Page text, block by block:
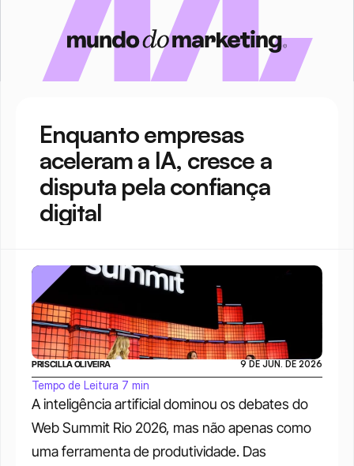
Enquanto empresas
aceleram a IA, cresce a
disputa pela confiança
digital
A inteligência artificial dominou os debates do
Web Summit Rio 2026, mas não apenas como
uma ferramenta de produtividade. Das
PRISCILLA OLIVEIRA 9 DE JUN. DE 2026
Tempo de Leitura 7 min